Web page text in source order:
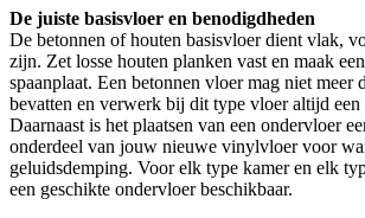
De juiste basisvloer en benodigdheden
De betonnen of houten basisvloer dient vlak,
zijn. Zet losse houten planken vast en maak
spaanplaat. Een betonnen vloer mag niet meer
bevatten en verwerk bij dit type vloer altijd
Daarnaast is het plaatsen van een ondervloer
onderdeel van jouw nieuwe vinylvloer voor
geluidsdemping. Voor elk type kamer en elk
een geschikte ondervloer beschikbaar.